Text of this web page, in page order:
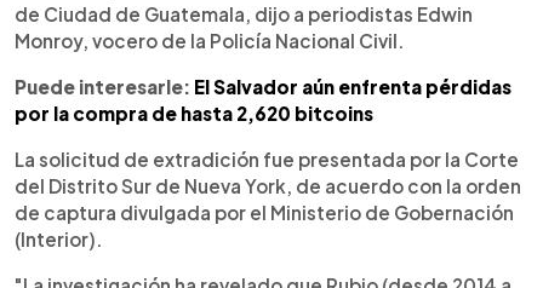
de Ciudad de Guatemala, dijo a periodistas Edwin
Monroy, vocero de la Policía Nacional Civil.
Puede interesarle: El Salvador aún enfrenta pérdidas
por la compra de hasta 2,620 bitcoins
La solicitud de extradición fue presentada por la Corte
del Distrito Sur de Nueva York, de acuerdo con la orden
de captura divulgada por el Ministerio de Gobernación
(Interior).